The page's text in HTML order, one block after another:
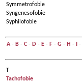
Symmetrofobie
Syngenesofobie
Syphilofobie
A- B- C- D- E- F - G- H - -
T
Tachofobie